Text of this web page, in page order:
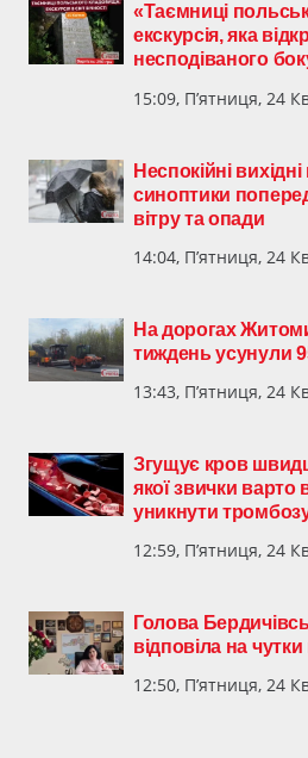
«Таємниці
екскурсія, яка
несподіваного
15:09, П’ятниця, 24
Неспокійні
синоптики
вітру та опади
14:04, П’ятниця, 24
На дорогах
тиждень усунули
13:43, П’ятниця, 24
Згущує кров
якої звички
уникнути
12:59, П’ятниця, 24
Голова
відповіла на
12:50, П’ятниця, 24